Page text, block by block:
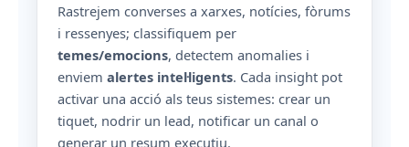
Rastrejem converses a xarxes, notícies, fòrums
i ressenyes; classifiquem per
temes/emocions, detectem anomalies i
enviem alertes intel·ligents. Cada insight pot
activar una acció als teus sistemes: crear un
tiquet, nodrir un lead, notificar un canal o
generar un resum executiu.